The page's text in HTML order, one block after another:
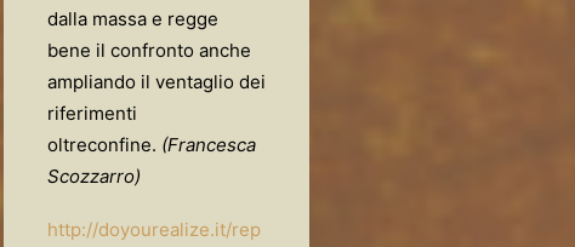
dalla massa e regge
bene il confronto anche
ampliando il ventaglio dei
riferimenti
oltreconfine. (Francesca
Scozzarro)
http://doyourealize.it/rep